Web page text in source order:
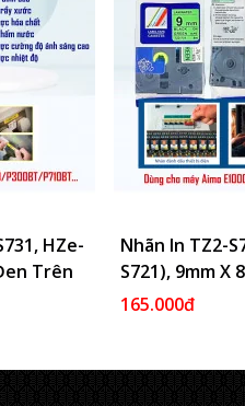
Vào Giỏ
HZe-
Trên
Nhãn In TZ2-
S721), 9mm X
Xanh Lá
165.000đ